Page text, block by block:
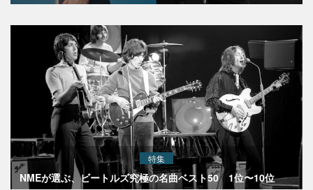
特集
NMEが選ぶ、ビートルズ究極の名曲ベスト50 1位〜10位